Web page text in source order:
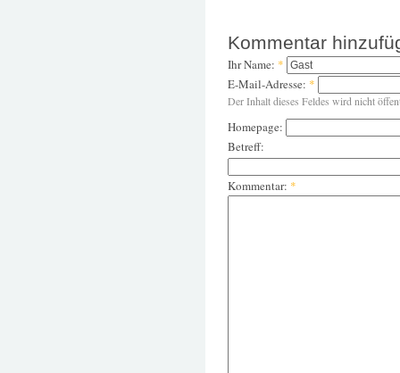
Kommentar
Ihr Name: *
E-Mail-Adresse: *
Der Inhalt dieses Feldes wird nicht
Homepage:
Betreff:
Kommentar: *